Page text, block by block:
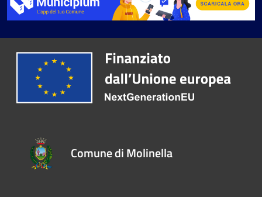
Comune di Molinella